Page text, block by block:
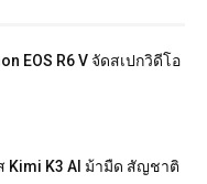
EOS R6 V จัดสเปกวิดีโอ
Kimi K3 AI ม้ามืด สัญชาติ